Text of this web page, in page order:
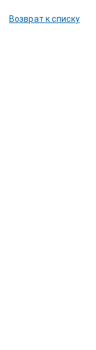
Возврат к списку